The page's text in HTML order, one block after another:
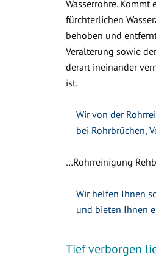
Wasserrohre.
fürchterlichen
behoben und
Veralterung sowie
derart ineinander
ist.
Wir von der
bei Rohrbrüchen,
…Rohrreinigung
Wir helfen Ihnen
und bieten Ihnen
Tief verborgen